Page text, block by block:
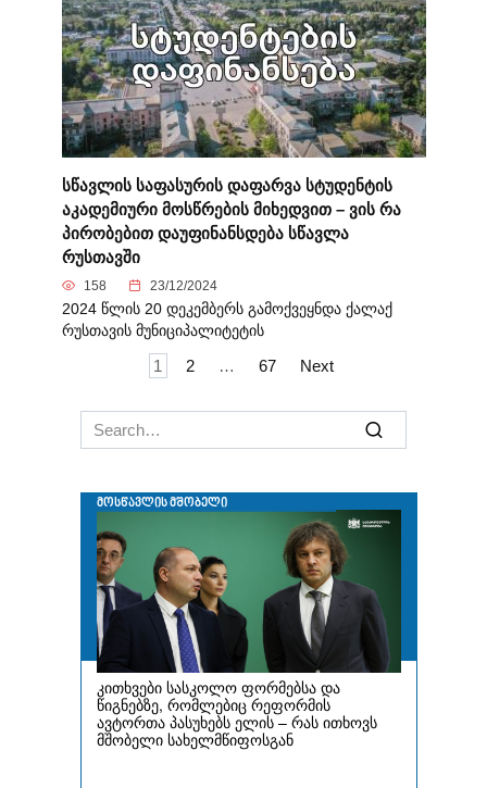
სწავლის საფასურის დაფარვა სტუდენტის
აკადემიური მოსწრების მიხედვით – ვის რა
პირობებით დაუფინანსდება სწავლა
რუსთავში
158 23/12/2024
2024 წლის 20 დეკემბერს გამოქვეყნდა ქალაქ
რუსთავის მუნიციპალიტეტის
1 2 … 67 Next
Search
for: